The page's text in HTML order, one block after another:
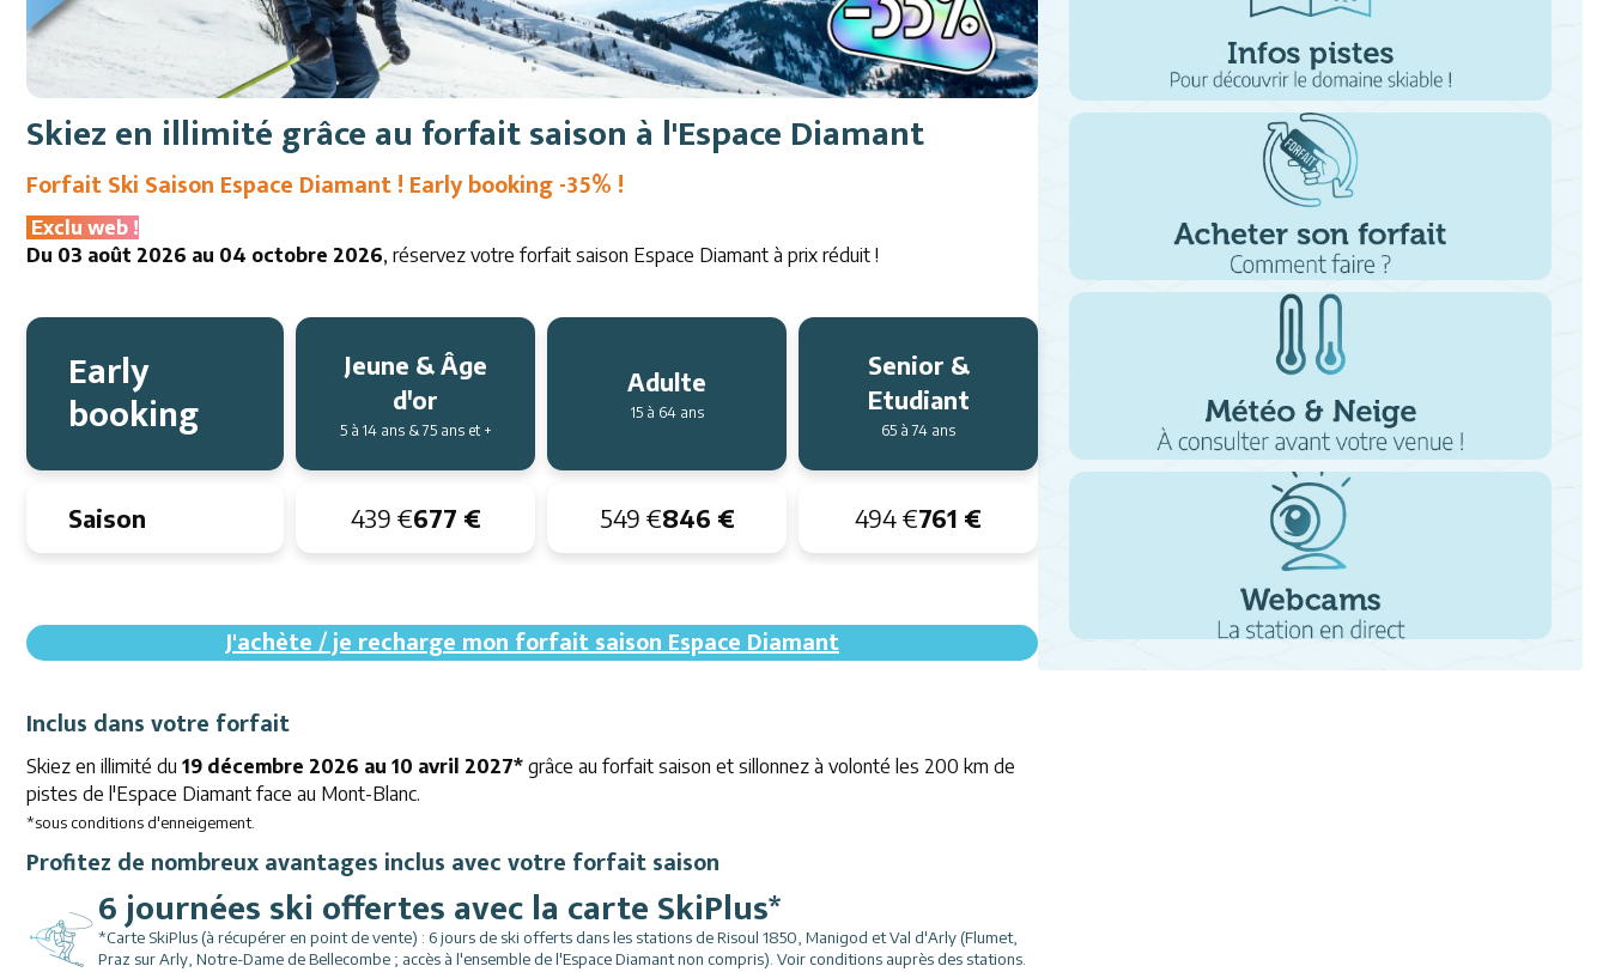
Skiez en illimité grâce au forfait saison à l'Espace Diamant
Forfait Ski Saison Espace Diamant ! Early booking -35% !
Exclu web !
Du 03 août 2026 au 04 octobre 2026, réservez votre forfait saison Espace Diamant à prix réduit !
Early
booking
Jeune & Âge
d'or
5 à 14 ans & 75 ans et +
Adulte
15 à 64 ans
Senior &
Etudiant
65 à 74 ans
Saison 439 €677 € 549 €846 € 494 €761 €
J'achète / je recharge mon forfait saison Espace Diamant
Inclus dans votre forfait
Skiez en illimité du 19 décembre 2026 au 10 avril 2027* grâce au forfait saison et sillonnez à volonté les 200 km de
pistes de l'Espace Diamant face au Mont-Blanc.
*sous conditions d'enneigement.
Profitez de nombreux avantages inclus avec votre forfait saison
6 journées ski offertes avec la carte SkiPlus*
*Carte SkiPlus (à récupérer en point de vente) : 6 jours de ski offerts dans les stations de Risoul 1850, Manigod et Val d'Arly (Flumet,
Praz sur Arly, Notre-Dame de Bellecombe ; accès à l'ensemble de l'Espace Diamant non compris). Voir conditions auprès des stations.